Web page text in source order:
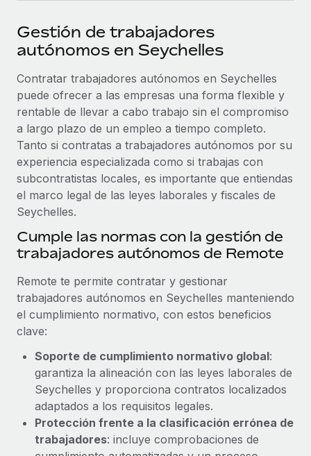
Optimiza los procesos con herramientas empresariales
esenciales.
SERVICIOS
Pregunta a un experto
Obtén ayuda de gente experta en RR. HH. globales
y cumplimiento normativo.
Comprobaciones de antecedentes
Simplifica los procesos de cribado de candidatos.
Cumplimiento normativo
Adelántate a los riesgos de cumplimiento
Gestión de dispositivos
Proporciona dispositivos tecnológicos y contrólalos
en todo el mundo.
Apertura de entidades
Abre entidades conforme a la legalidad enseguida.
Movilidad y reubicación
Reubica a los empleados con facilidad.
Asociarse
Descubre oportunidades de colaborar con nosotros.
Remote Build Próximamente
Consultoría de integraciones y automatización con IA.
CASOS PRÁCTICOS
Información sobre salarios y talento
Obtén ayuda
Consulta todos los recursos
BLOG
Nómina global
Contractor Management
Impuestos
Explora el blog
BLOG
Novedades de producto de Remote:
Integraciones con Gusto y Xero y Contractor
Management Plus
La misión de Remote sigue siendo ayudar a empresas de
todos los tamaños a contratar, gestionar y...
Gestión de trabajadores
autónomos en Seychelles
Contratar trabajadores autónomos en Seychelles
puede ofrecer a las empresas una forma flexible y
rentable de llevar a cabo trabajo sin el compromiso
a largo plazo de un empleo a tiempo completo.
Tanto si contratas a trabajadores autónomos por su
experiencia especializada como si trabajas con
subcontratistas locales, es importante que entiendas
el marco legal de las leyes laborales y fiscales de
Seychelles.
Cumple las normas con la gestión de
trabajadores autónomos de Remote
Remote te permite contratar y gestionar
trabajadores autónomos en Seychelles manteniendo
el cumplimiento normativo, con estos beneficios
clave:
Soporte de cumplimiento normativo global:
garantiza la alineación con las leyes laborales de
Seychelles y proporciona contratos localizados
adaptados a los requisitos legales.
Protección frente a la clasificación errónea de
trabajadores: incluye comprobaciones de